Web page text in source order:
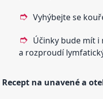
Vyhýbejte se
Účinky bude mít i
a rozproudí
Recept na unavené a